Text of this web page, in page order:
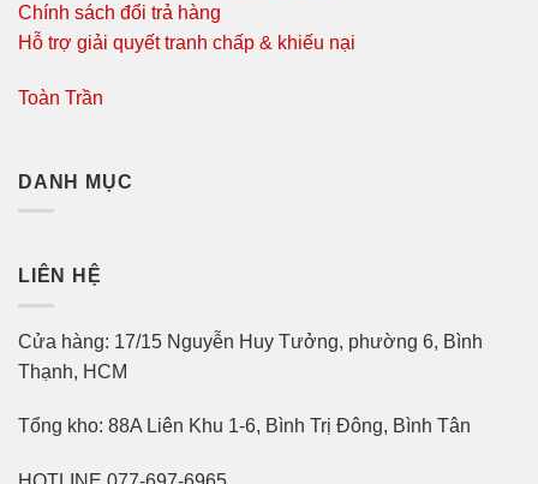
Chính sách đổi trả hàng
Hỗ trợ giải quyết tranh chấp & khiếu nại
Toàn Trần
DANH MỤC
LIÊN HỆ
Cửa hàng: 17/15 Nguyễn Huy Tưởng, phường 6, Bình
Thạnh, HCM
Tổng kho: 88A Liên Khu 1-6, Bình Trị Đông, Bình Tân